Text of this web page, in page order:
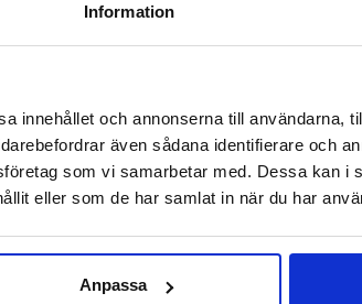
Information
innehållet och annonserna till användarna,
även sådana identifierare och
som vi samarbetar med. Dessa kan i
eller som de har samlat in när du har
Anpassa
Swizzels Klarfrukt 3kg
42.90 EUR
Osta